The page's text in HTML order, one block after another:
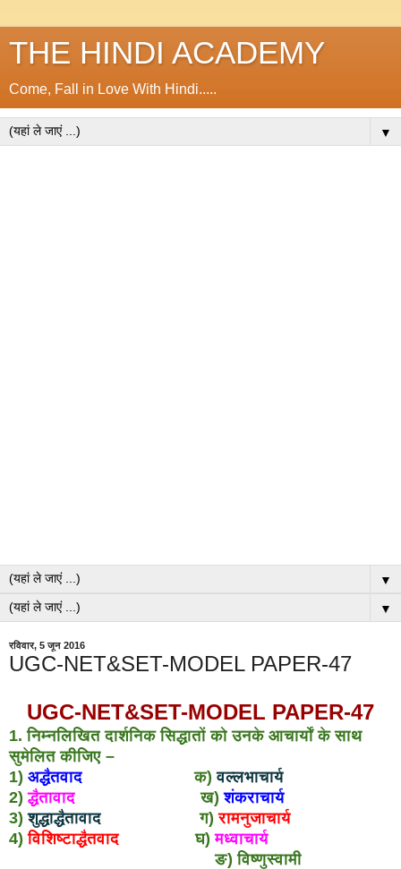
THE HINDI ACADEMY
Come, Fall in Love With Hindi.....
▼
▼
▼
रविवार, 5 जून 2016
UGC-NET&SET-MODEL PAPER-47
UGC-NET&SET-MODEL PAPER-47
1. निम्नलिखित दार्शनिक सिद्धातों को उनके आचार्यों के साथ
सुमेलित कीजिए –
1) अद्धैतवाद क)वल्लभाचार्य
2)द्धैतावाद ख)शंकराचार्य
3)शुद्धाद्धैतावाद ग)रामनुजाचार्य
4)विशिष्टाद्धैतवाद घ) मध्वाचार्य
ङ) विष्णुस्वामी